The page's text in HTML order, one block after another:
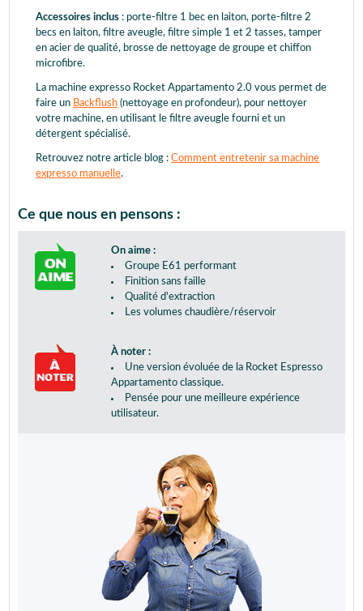
Accessoires inclus : porte-filtre 1 bec en laiton, porte-filtre 2
becs en laiton, filtre aveugle, filtre simple 1 et 2 tasses, tamper
en acier de qualité, brosse de nettoyage de groupe et chiffon
microfibre.
La machine expresso Rocket Appartamento 2.0 vous permet de
faire un Backflush (nettoyage en profondeur), pour nettoyer
votre machine, en utilisant le filtre aveugle fourni et un
détergent spécialisé.
Retrouvez notre article blog : Comment entretenir sa machine
expresso manuelle.
Ce que nous en pensons :
On aime :
Groupe E61 performant
Finition sans faille
Qualité d'extraction
Les volumes chaudière/réservoir
À noter :
Une version évoluée de la Rocket Espresso
Appartamento classique.
Pensée pour une meilleure expérience
utilisateur.